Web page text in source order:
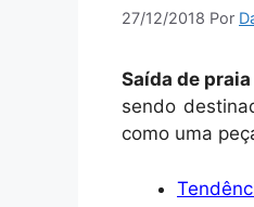
27/12/2018 Por
Saída de
sendo
como uma